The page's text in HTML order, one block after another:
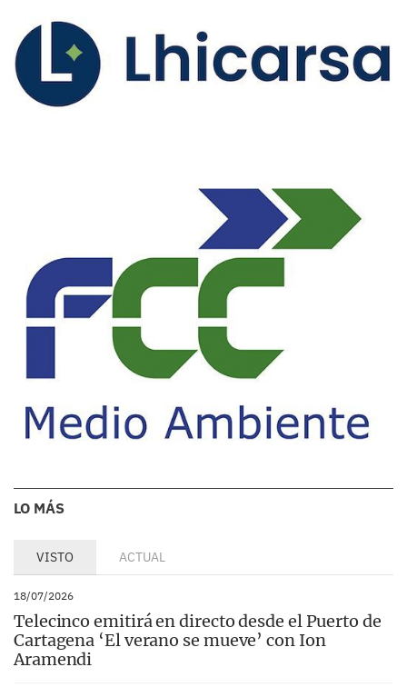
LO MÁS
VISTO ACTUAL
18/07/2026
Telecinco emitirá en directo desde el Puerto de
Cartagena ‘El verano se mueve’ con Ion
Aramendi